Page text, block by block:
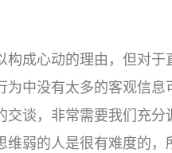
构成心动的理由，但对
为中没有太多的客观信
交谈，非常需要我们充
维弱的人是很有难度的